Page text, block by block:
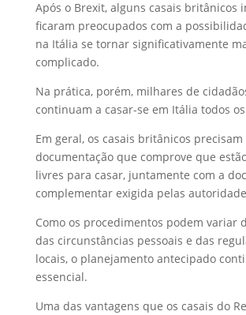
Após o Brexit, alguns casais britânicos
ficaram preocupados com a
na Itália se tornar significativamente
complicado.
Na prática, porém, milhares de
continuam a casar-se em Itália todos
Em geral, os casais britânicos
documentação que comprove que
livres para casar, juntamente com a
complementar exigida pelas
Como os procedimentos podem variar
das circunstâncias pessoais e das
locais, o planejamento antecipado
essencial.
Uma das vantagens que os casais do